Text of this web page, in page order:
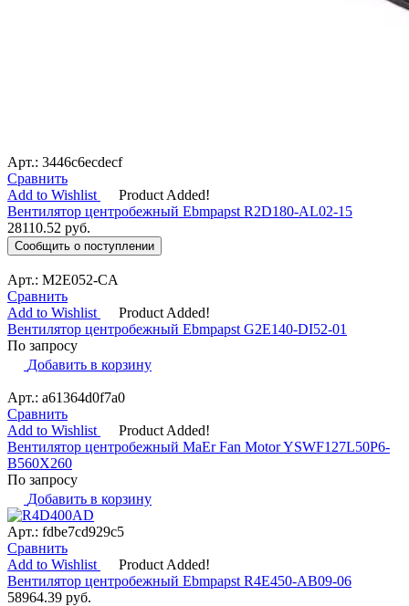
Арт.: 3446c6ecdecf
Сравнить
Add to Wishlist
Product Added!
Вентилятор центробежный Ebmpapst R2D180-AL02-15
28110.52 руб.
Сообщить о поступлении
Арт.: M2E052-CA
Сравнить
Add to Wishlist
Product Added!
Вентилятор центробежный Ebmpapst G2E140-DI52-01
По запросу
Добавить в корзину
Арт.: a61364d0f7a0
Сравнить
Add to Wishlist
Product Added!
Вентилятор центробежный MaEr Fan Motor YSWF127L50P6-
B560X260
По запросу
Добавить в корзину
Арт.: fdbe7cd929c5
Сравнить
Add to Wishlist
Product Added!
Вентилятор центробежный Ebmpapst R4E450-AB09-06
58964.39 руб.